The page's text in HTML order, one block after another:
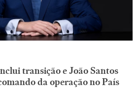
transição e João Santos
da operação no País